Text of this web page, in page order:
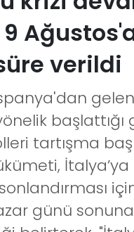
verildi
gelen
başlattığı
tartışma
İtalya’ya
günü